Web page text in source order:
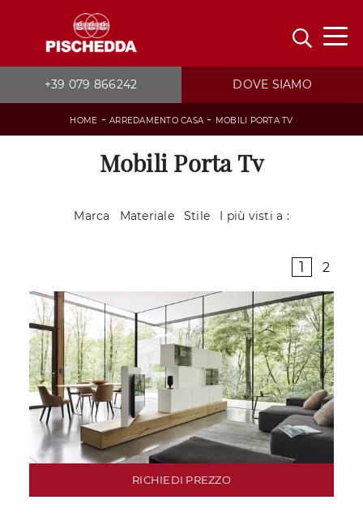
+39 079 866242 DOVE SIAMO
HOME -ARREDAMENTO CASA - MOBILI PORTA TV
Mobili Porta Tv
Marca Materiale Stile I più visti a :
1 2
RICHIEDI PREZZO